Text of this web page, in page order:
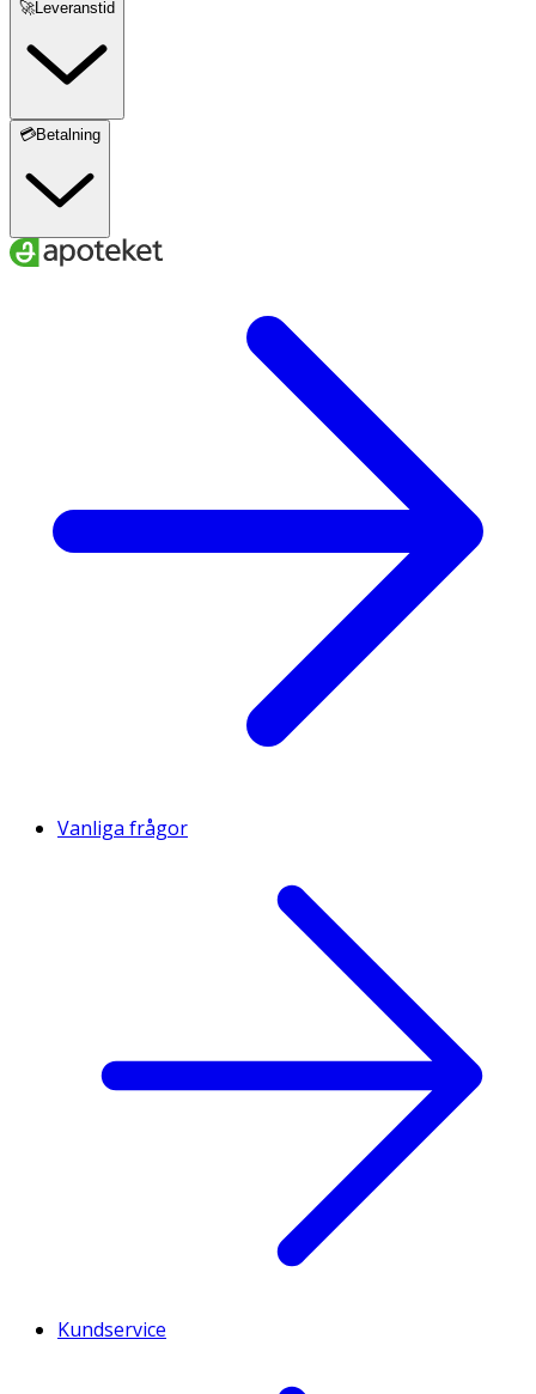
🚀Leveranstid
💳Betalning
Vanliga frågor
Kundservice